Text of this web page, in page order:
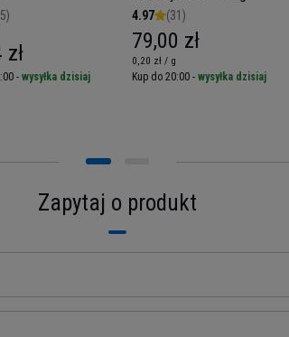
zł
- wysyłka dzisiaj
4.97 (31)
79,00 zł
0,20 zł / g
Kup do 20:00 - wysyłka dzisiaj
Zapytaj o produkt